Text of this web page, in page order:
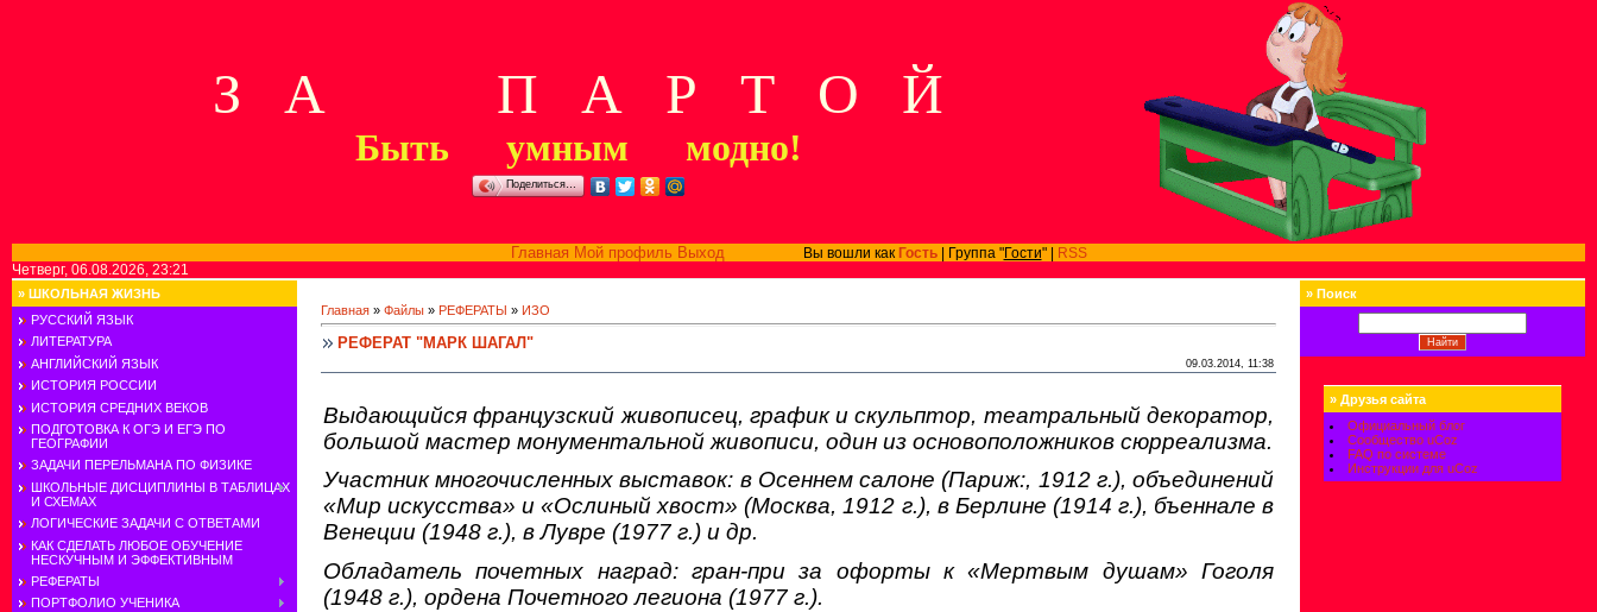
З А П А Р Т О Й
Быть умным модно!
Поделиться…
Главная Мой профиль ВыходВы вошли как Гость| Группа "Гости" |
RSS
Четверг, 06.08.2026, 23:21
» ШКОЛЬНАЯ ЖИЗНЬ
РУССКИЙ ЯЗЫК
ЛИТЕРАТУРА
АНГЛИЙСКИЙ ЯЗЫК
ИСТОРИЯ РОССИИ
ИСТОРИЯ СРЕДНИХ ВЕКОВ
ПОДГОТОВКА К ОГЭ И ЕГЭ ПО
ГЕОГРАФИИ
ЗАДАЧИ ПЕРЕЛЬМАНА ПО ФИЗИКЕ
ШКОЛЬНЫЕ ДИСЦИПЛИНЫ В ТАБЛИЦАХ
И СХЕМАХ
ЛОГИЧЕСКИЕ ЗАДАЧИ С ОТВЕТАМИ
КАК СДЕЛАТЬ ЛЮБОЕ ОБУЧЕНИЕ
НЕСКУЧНЫМ И ЭФФЕКТИВНЫМ
РЕФЕРАТЫ
ПОРТФОЛИО УЧЕНИКА
Главная » Файлы » РЕФЕРАТЫ » ИЗО
РЕФЕРАТ "МАРК ШАГАЛ"
09.03.2014, 11:38
Выдающийся французский живописец, график и скульптор, театральный декоратор,
большой мастер монументальной живописи, один из основоположников сюрреализма.
Участник многочисленных выставок: в Осеннем салоне (Париж:, 1912 г.), объединений
«Мир искусства» и «Ослиный хвост» (Москва, 1912 г.), в Берлине (1914 г.), бъеннале в
Венеции (1948 г.), в Лувре (1977 г.) и др.
Обладатель почетных наград: гран-при за офорты к «Мертвым душам» Гоголя
(1948 г.), ордена Почетного легиона (1977 г.).
» Поиск
» Друзья сайта
Официальный блог
Сообщество uCoz
FAQ по системе
Инструкции для uCoz